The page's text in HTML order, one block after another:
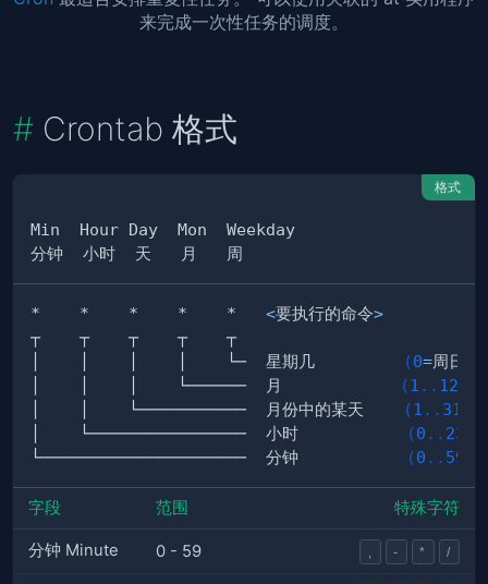
来完成一次性任务的调度。
Crontab 格式
格式
*    *    *    *    * <要执行的命令>
│    │    │    │    └─  星期几
(0=周日
│    │    │    └──────  月
(1 .. 12
│    │    └───────────  月份中的某天
(1 .. 31
│    └────────────────  小时
(0 .. 23
└─────────────────────  分钟
(0 .. 59
字段 范围 特殊字符
分钟 Minute 0 - 59 - * /